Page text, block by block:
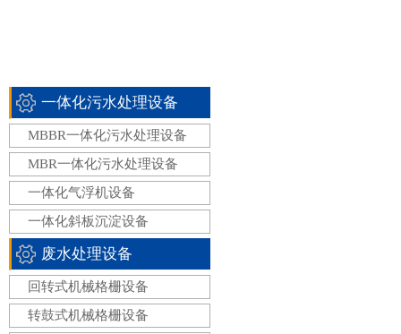
一体化污水处理设备
MBBR一体化污水处理设备
MBR一体化污水处理设备
一体化气浮机设备
一体化斜板沉淀设备
废水处理设备
回转式机械格栅设备
转鼓式机械格栅设备